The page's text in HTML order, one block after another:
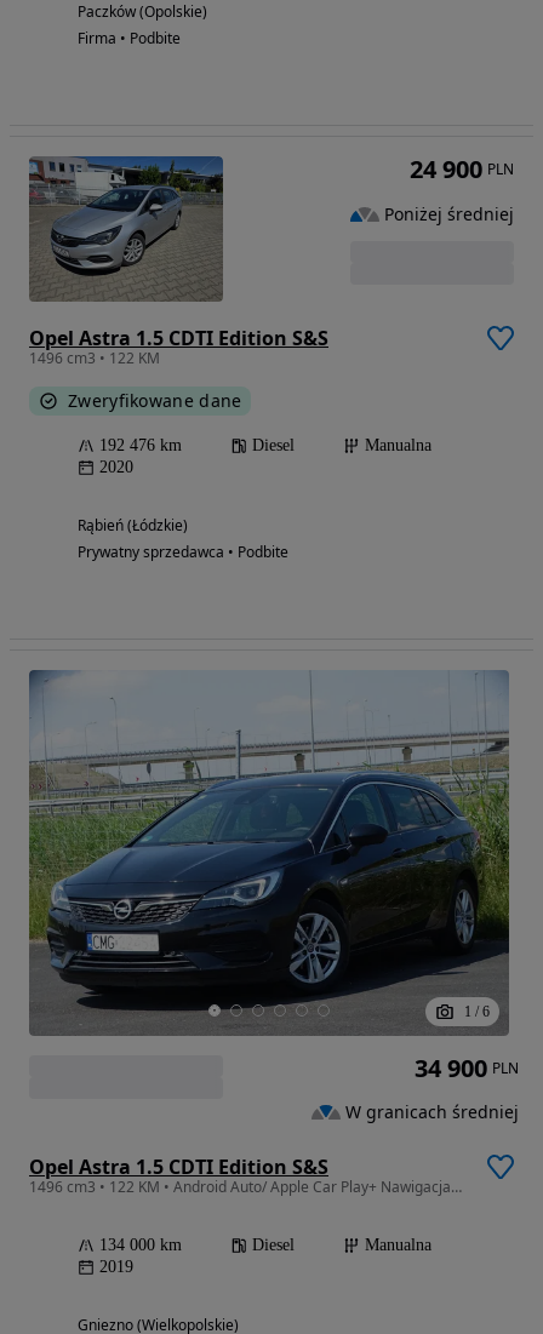
Paczków (Opolskie)
Firma • Podbite
Opel Astra 1.5 CDTI Edition S&S
1496 cm3 • 122 KM
Zweryfikowane dane
192 476 km Diesel
Manualna
2020
Rąbień (Łódzkie)
Prywatny sprzedawca • Podbite
24 900 PLN
Poniżej średniej
1 / 6
Opel Astra 1.5 CDTI Edition S&S
1496 cm3 • 122 KM • Android Auto/ Apple Car Play+ Nawigacja+ Czytanie Znaków
134 000 km Diesel
Manualna
2019
Gniezno (Wielkopolskie)
34 900 PLN
W granicach średniej